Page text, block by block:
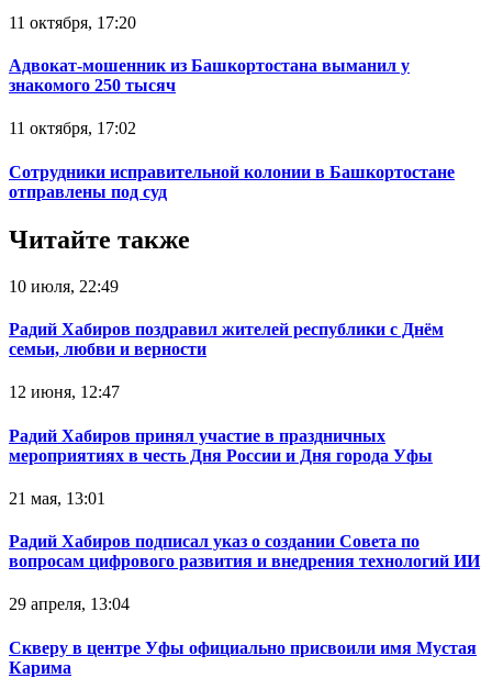
11 октября, 17:20
Адвокат-мошенник из Башкортостана выманил у
знакомого 250 тысяч
11 октября, 17:02
Сотрудники исправительной колонии в Башкортостане
отправлены под суд
Читайте также
10 июля, 22:49
Радий Хабиров поздравил жителей республики с Днём
семьи, любви и верности
12 июня, 12:47
Радий Хабиров принял участие в праздничных
мероприятиях в честь Дня России и Дня города Уфы
21 мая, 13:01
Радий Хабиров подписал указ о создании Совета по
вопросам цифрового развития и внедрения технологий ИИ
29 апреля, 13:04
Скверу в центре Уфы официально присвоили имя Мустая
Карима